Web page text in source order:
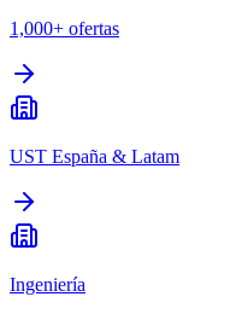
1,000+ ofertas
UST España & Latam
Ingeniería